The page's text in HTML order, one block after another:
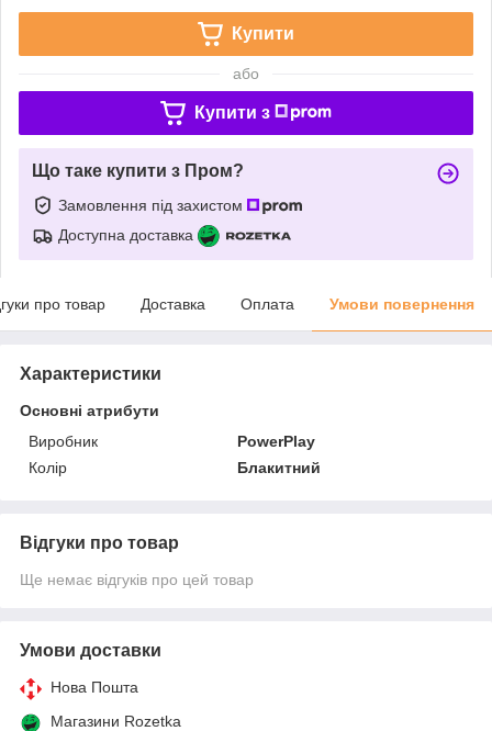
Купити
або
Купити з
Що таке купити з Пром?
Замовлення під захистом
Доступна доставка
про товар Доставка Оплата Умови повернення
Характеристики
Основні атрибути
Виробник
PowerPlay
Колір
Блакитний
Відгуки про товар
Ще немає відгуків про цей товар
Умови доставки
Нова Пошта
Магазини Rozetka